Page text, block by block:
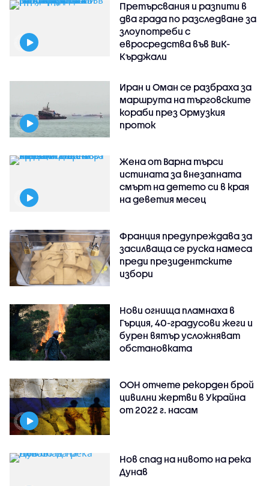
Претърсвания и разпити в
два града по разследване за
злоупотреби с
евросредства във ВиК-
Кърджали
Иран и Оман се разбраха за
маршрута на търговските
кораби през Ормузкия
проток
Жена от Варна търси
истината за внезапната
смърт на детето си в края
на деветия месец
Франция предупреждава за
засилваща се руска намеса
преди президентските
избори
Нови огнища пламнаха в
Гърция, 40-градусови жеги и
бурен вятър усложняват
обстановката
ООН отчете рекорден брой
цивилни жертви в Украйна
от 2022 г. насам
Нов спад на нивото на река
Дунав